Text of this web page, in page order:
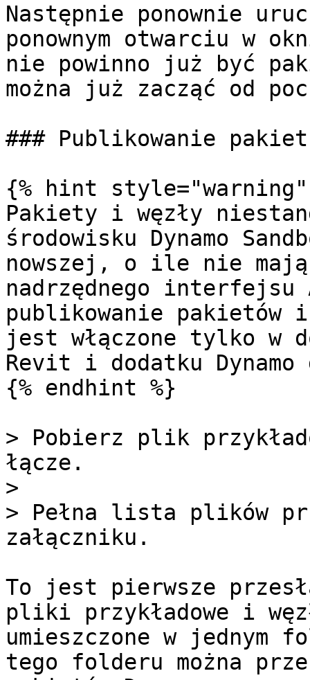
Następnie ponownie
ponownym otwarciu w
nie powinno już być
można już zacząć od
### Publikowanie
{% hint style="warning"
Pakiety i węzły
środowisku Dynamo
nowszej, o ile nie
nadrzędnego interfejsu
publikowanie pakietów i
jest włączone tylko w
Revit i dodatku
{% endhint %}
> Pobierz plik
łącze.
>
> Pełna lista plików
załączniku.
To jest pierwsze
pliki przykładowe i
umieszczone w jednym
tego folderu można